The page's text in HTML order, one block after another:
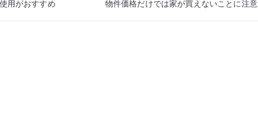
用がおすすめ 物件価格だけでは家が買えないことに注意